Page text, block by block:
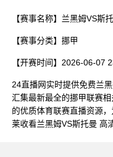
【赛事名称】 兰黑姆VS斯
【赛事分类】 挪甲
【开赛时间】 2026-06-07
24直播网实时提供免费兰
汇集最新最全的挪甲联赛
的优质体育联赛直播资源
莱收看兰黑姆VS斯托曼 高